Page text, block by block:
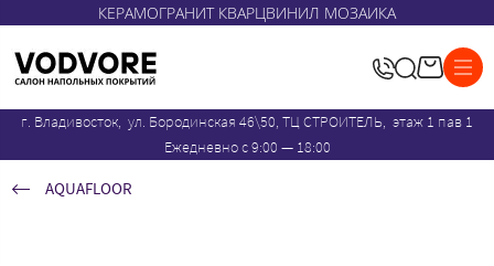
КЕРАМОГРАНИТ КВАРЦВИНИЛ МОЗАИКА
г. Владивосток, ул. Бородинская 46\50, ТЦ СТРОИТЕЛЬ, этаж 1 пав 1
Ежедневно с 9:00 — 18:00
AQUAFLOOR